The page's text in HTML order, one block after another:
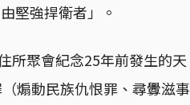
堅強捍衛者」。
所聚會紀念25年前發生的天
煽動民族仇恨罪、尋釁滋事